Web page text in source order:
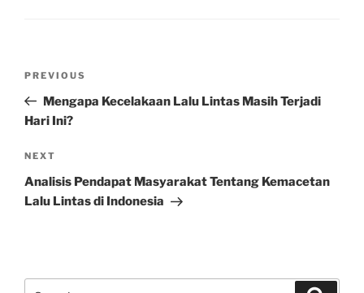
Previous
Post
PREVIOUS
Mengapa Kecelakaan Lalu Lintas Masih Terjadi
Hari Ini?
Next
Post
NEXT
Analisis Pendapat Masyarakat Tentang Kemacetan
Lalu Lintas di Indonesia